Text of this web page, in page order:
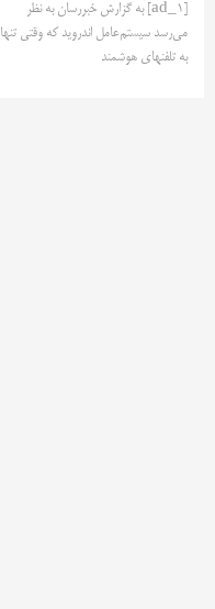
[ad_1] به گزارش خبررسان به نظر
می‌رسد سیستم‌عامل اندروید که وقتی تنها
به تلفنهای هوشمند